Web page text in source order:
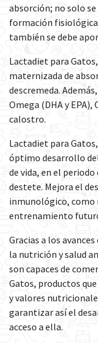
absorción; no solo
formación
también se debe
Lactadiet para
maternizada de
descremeda.
Omega (DHA y
calostro.
Lactadiet para
óptimo desarrollo
de vida, en el
destete. Mejora el
inmunológico, como
entrenamiento
Gracias a los
la nutrición y salud
son capaces de
Gatos, productos
y valores
garantizar así el
acceso a ella.